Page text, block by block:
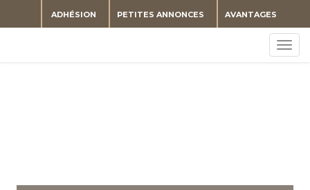
AVANTAGES
PETITES ANNONCES
ADHÉSION